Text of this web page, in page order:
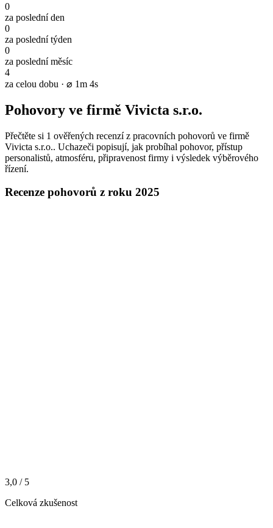
0
za poslední den
0
za poslední týden
0
za poslední měsíc
4
za celou dobu · ⌀ 1m 4s
Pohovory ve firmě Vivicta s.r.o.
Přečtěte si 1 ověřených recenzí z pracovních pohovorů ve firmě
Vivicta s.r.o.. Uchazeči popisují, jak probíhal pohovor, přístup
personalistů, atmosféru, připravenost firmy i výsledek výběrového
řízení.
Recenze pohovorů z roku 2025
3,0 / 5
Celková zkušenost